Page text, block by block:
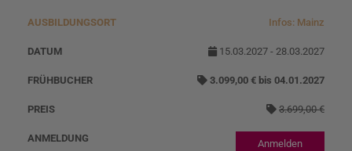
Infos: Mainz
15.03.2027 - 28.03.2027
3.099,00 € bis 04.01.2027
3.699,00 €
Anmelden